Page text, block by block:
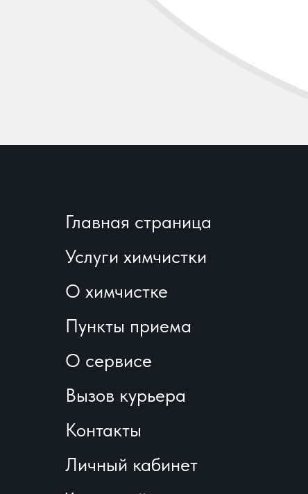
Главная страница
Услуги химчистки
О химчистке
О сервисе
Вызов курьера
Пункты приема
Личный кабинет
Контакты